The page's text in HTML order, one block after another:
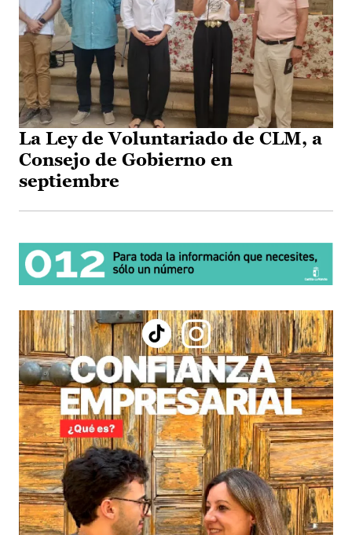
La Ley de Voluntariado de CLM, a
Consejo de Gobierno en
septiembre